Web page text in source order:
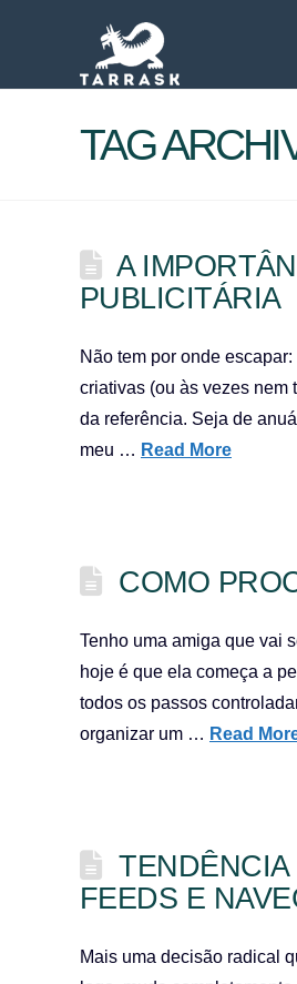
TAG
A
PUBLICITÁRIA
Não tem por onde
criativas (ou às vezes nem
da referência. Seja de
meu … Read More
COMO
Tenho uma amiga que vai
hoje é que ela começa a
todos os passos
organizar um … Read
TENDÊNCIA
FEEDS E
Mais uma decisão radical